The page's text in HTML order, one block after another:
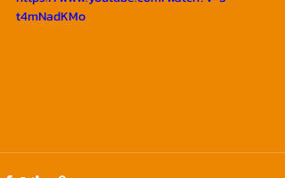
t4mNadKMo